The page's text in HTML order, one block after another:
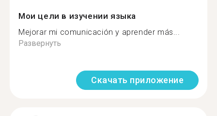
Мои цели в изучении языка
Mejorar mi comunicación y aprender más...
Развернуть
Скачать приложение